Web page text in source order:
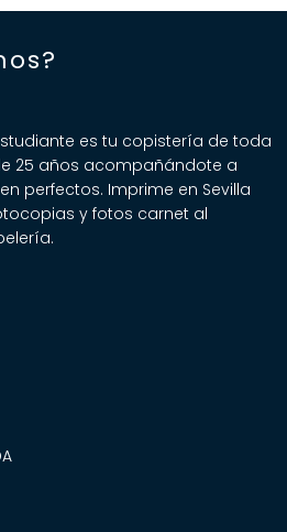
es tu copistería de toda
25 años acompañándote a
perfectos. Imprime en Sevilla
y fotos carnet al